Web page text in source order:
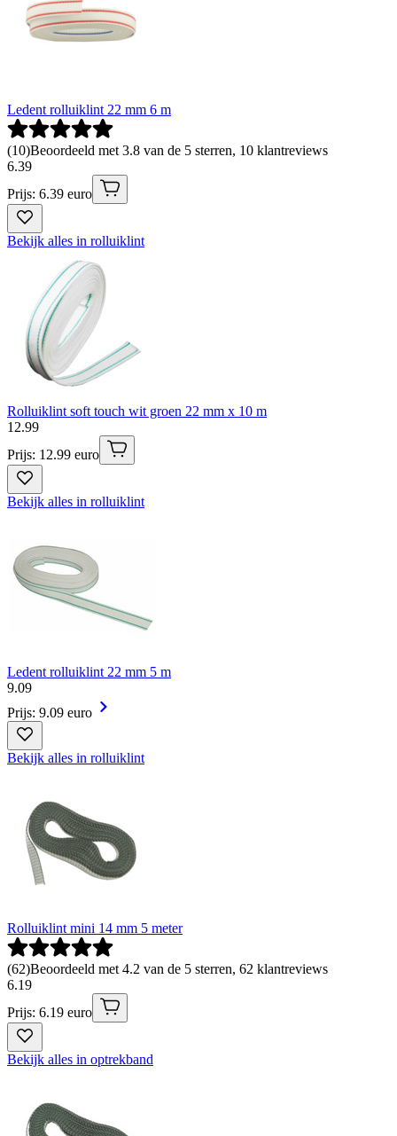
Ledent rolluiklint 22 mm 6 m
(10)Beoordeeld met 3.8 van de 5 sterren, 10 klantreviews
6.39
Prijs: 6.39 euro
Bekijk alles in rolluiklint
Rolluiklint soft touch wit groen 22 mm x 10 m
12.99
Prijs: 12.99 euro
Bekijk alles in rolluiklint
Ledent rolluiklint 22 mm 5 m
9.09
Prijs: 9.09 euro
Bekijk alles in rolluiklint
Rolluiklint mini 14 mm 5 meter
(62)Beoordeeld met 4.2 van de 5 sterren, 62 klantreviews
6.19
Prijs: 6.19 euro
Bekijk alles in optrekband